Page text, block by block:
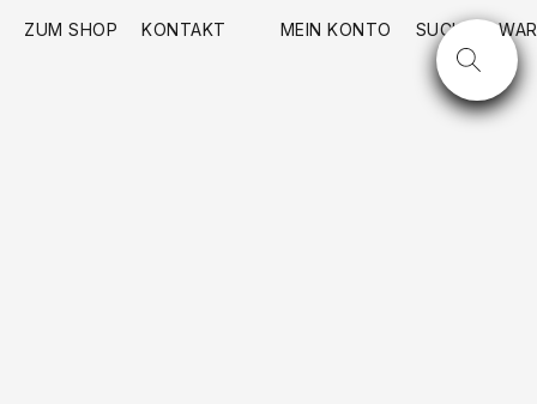
ZUM SHOP KONTAKT MEIN KONTO SUCHE